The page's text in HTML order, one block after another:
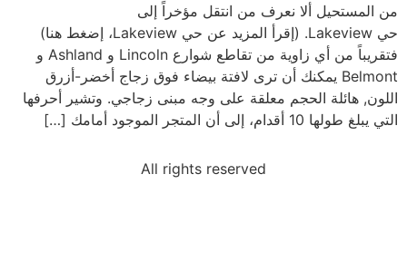
من المستحيل ألا نعرف من انتقل مؤخراً إلى
حي Lakeview. (إقرأ المزيد عن حي Lakeview، إضغط هنا)
فتقريباً من أي زاوية من تقاطع شوارع Lincoln و Ashland و
Belmont يمكنك أن ترى لافتة بيضاء فوق زجاج أخضر-أزرق
اللون, هائلة الحجم معلقة على وجه مبنى زجاجي. وتشير أحرفها
التي يبلغ طولها 10 أقدام، إلى أن المتجر الموجود أمامك […]
All rights reserved